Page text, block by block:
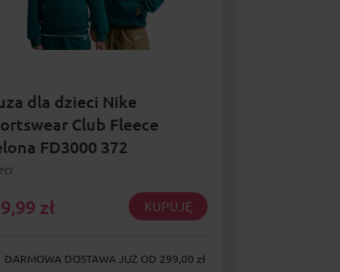
dla dzieci Nike
Club Fleece
FD3000 372
zł KUPUJĘ
DARMOWA DOSTAWA JUŻ OD 299,00 zł